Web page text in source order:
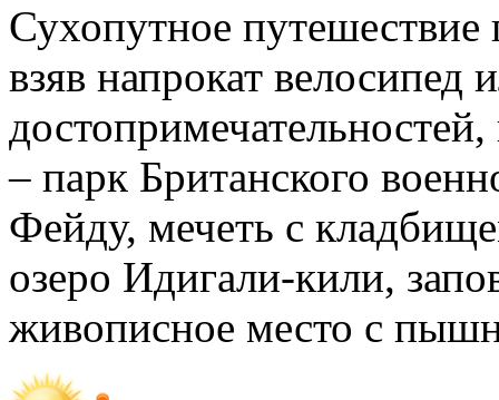
Сухопутное
взяв напрокат велосипед
– парк Британского
Фейду, мечеть с
озеро Идигали-кили,
живописное место с